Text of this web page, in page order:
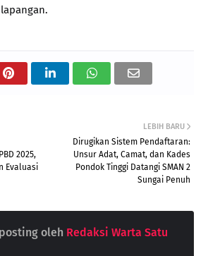
LEBIH BARU
Dirugikan Sistem Pendaftaran:
Unsur Adat, Camat, dan Kades
Pondok Tinggi Datangi SMAN 2
Sungai Penuh
2025,
Evaluasi
oleh Redaksi Warta Satu